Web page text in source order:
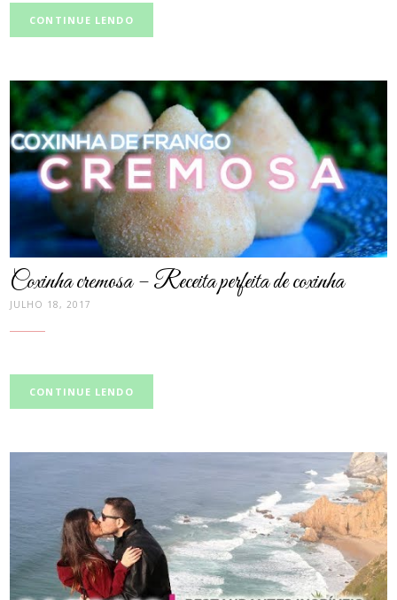
CONTINUE LENDO
post
thumbnail
Coxinha cremosa – Receita perfeita de coxinha
JULHO 18, 2017
CONTINUE LENDO